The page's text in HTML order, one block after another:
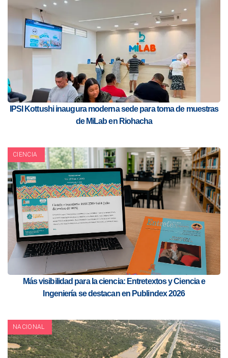
IPSI Kottushi inaugura moderna sede para toma de muestras
de MiLab en Riohacha
CIENCIA
Más visibilidad para la ciencia: Entretextos y Ciencia e
Ingeniería se destacan en Publindex 2026
NACIONAL